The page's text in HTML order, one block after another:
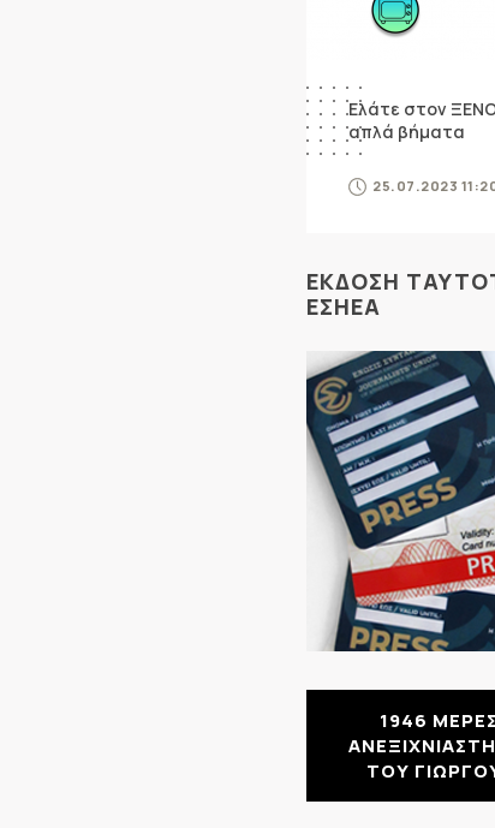
Ελάτε στον
απλά βήματα
25.07.2023
ΕΚΔΟΣΗ
ΕΣΗΕΑ
1946
ΤΟΥ